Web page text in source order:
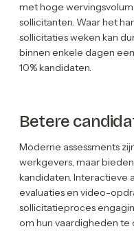
met hoge
sollicitanten. Waar het
sollicitaties weken kan
binnen enkele dagen
10% kandidaten.
Betere
Moderne assessments
werkgevers, maar
kandidaten. Interactieve
evaluaties en video-
sollicitatieproces
om hun vaardigheden